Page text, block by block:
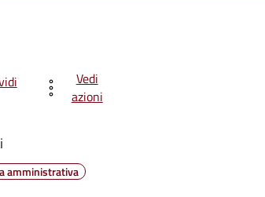
Vedi
azioni
amministrativa